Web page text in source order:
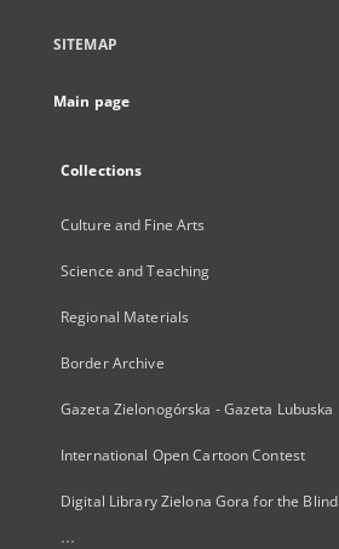
SITEMAP
Main page
Collections
Culture and Fine Arts
Science and Teaching
Regional Materials
Border Archive
Gazeta Zielonogórska - Gazeta Lubuska
International Open Cartoon Contest
Digital Library Zielona Gora for the Blind
...